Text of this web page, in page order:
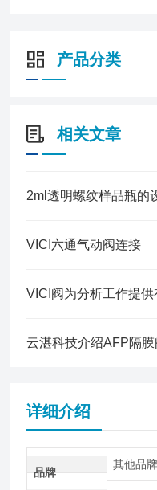
产品分类
相关文章
2ml透明螺纹样品瓶的
VICI六通气动阀连接
VICI阀为分析工作提
云湛科技介绍AFP隔
详细介绍
品牌
其他品牌